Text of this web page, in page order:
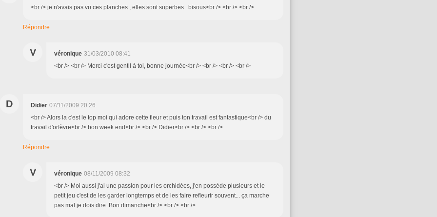
<br /> je n'avais pas vu ces planches , elles sont superbes . bisous<br /> <br /> <br />
Répondre
V véronique 31/03/2010 08:41
<br /> <br /> Merci c'est gentil à toi, bonne journée<br /> <br /> <br /> <br />
D Didier 07/11/2009 20:26
<br /> Alors la c'est le top moi qui adore cette fleur et puis ton travail est fantastique<br /> du
travail d'orfèvre<br /> bon week end<br /> <br /> Didier<br /> <br /> <br />
Répondre
V véronique 08/11/2009 08:32
<br /> Moi aussi j'ai une passion pour les orchidées, j'en possède plusieurs et le
petit jeu c'est de les garder longtemps et de les faire refleurir souvent... ça marche
pas mal je dois dire. Bon dimanche<br /> <br /> <br />